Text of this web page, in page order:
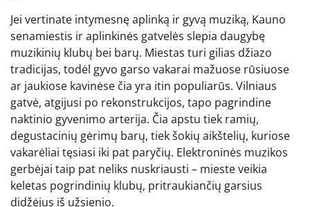
Jei vertinate intymesnę aplinką ir gyvą muziką, Kauno
senamiestis ir aplinkinės gatvelės slepia daugybę
muzikinių klubų bei barų. Miestas turi gilias džiazo
tradicijas, todėl gyvo garso vakarai mažuose rūsiuose
ar jaukiose kavinėse čia yra itin populiarūs. Vilniaus
gatvė, atgijusi po rekonstrukcijos, tapo pagrindine
naktinio gyvenimo arterija. Čia apstu tiek ramių,
degustacinių gėrimų barų, tiek šokių aikštelių, kuriose
vakarėliai tęsiasi iki pat paryčių. Elektroninės muzikos
gerbėjai taip pat neliks nuskriausti – mieste veikia
keletas pogrindinių klubų, pritraukiančių garsius
didžėjus iš užsienio.